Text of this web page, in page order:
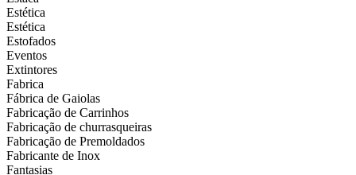
Estética
Estética
Estofados
Eventos
Extintores
Fabrica
Fábrica de Gaiolas
Fabricação de Carrinhos
Fabricação de churrasqueiras
Fabricação de Premoldados
Fabricante de Inox
Fantasias